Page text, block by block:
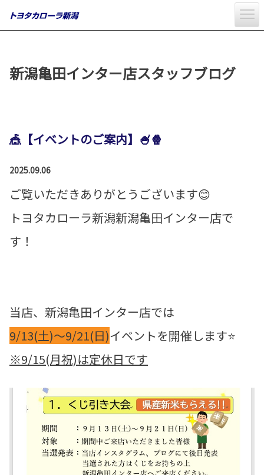
新潟亀田インター店スタッフブログ
🎪【イベントのご案内】🍧🍿
2025.09.06
ご覧いただきありがとうございます😊
トヨタカローラ新潟新潟亀田インター店で
す！
当店、新潟亀田インター店では
9/13(土)～9/21(日)イベントを開催します⭐
※9/15(月祝)は定休日です